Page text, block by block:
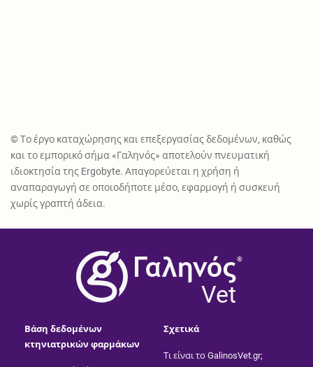
© Το έργο καταχώρησης και επεξεργασίας δεδομένων, καθώς
και το εμπορικό σήμα «Γαληνός» αποτελούν πνευματική
ιδιοκτησία της Ergobyte. Απαγορεύεται η χρήση ή
αναπαραγωγή σε οποιοδήποτε μέσο, εφαρμογή ή συσκευή
χωρίς γραπτή άδεια.
®
Vet
Βάση δεδομένων
κτηνιατρικών φαρμάκων
Σχετικά
Τι είναι το GalinosVet.gr;